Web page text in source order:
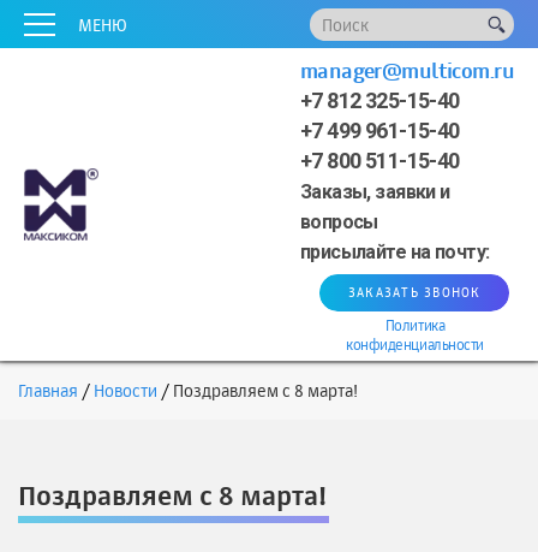
МЕНЮ
+7 812 325-15-40
+7 499 961-15-40
+7 800 511-15-40
Заказы, заявки и
вопросы
присылайте на почту:
manager@multicom.ru
ЗАКАЗАТЬ ЗВОНОК
Политика
конфиденциальности
Главная Новости Поздравляем с 8 марта!
Поздравляем с 8 марта!
xxxxx